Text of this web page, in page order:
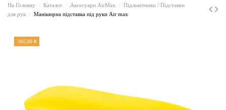
На Головну Каталог Аксесуари AirMax
Підлокітники / Підставки
для рук
Манікюрна підставка під руки Air max
-365,00 ₴